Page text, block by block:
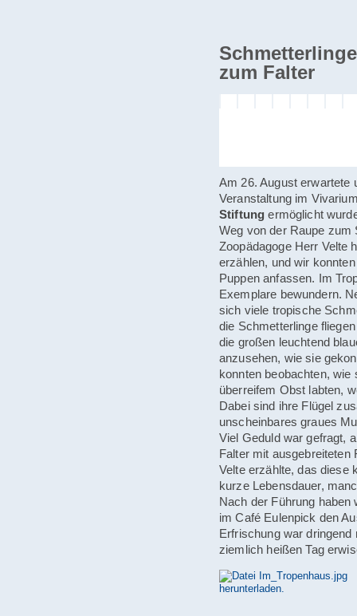
zum Falter
Am 26. August erwartete
Veranstaltung im
Stiftung ermöglicht
Weg von der Raupe zum
Zoopädagoge Herr Velte
erzählen, und wir
Puppen anfassen. Im
Exemplare bewundern.
sich viele tropische
die Schmetterlinge
die großen leuchtend
anzusehen, wie sie
konnten beobachten,
überreifem Obst labten,
Dabei sind ihre Flügel
unscheinbares graues
Viel Geduld war gefragt,
Falter mit ausgebreiteten
Velte erzählte, das diese
kurze Lebensdauer,
Nach der Führung
im Café Eulenpick den
Erfrischung war dringend
ziemlich heißen Tag